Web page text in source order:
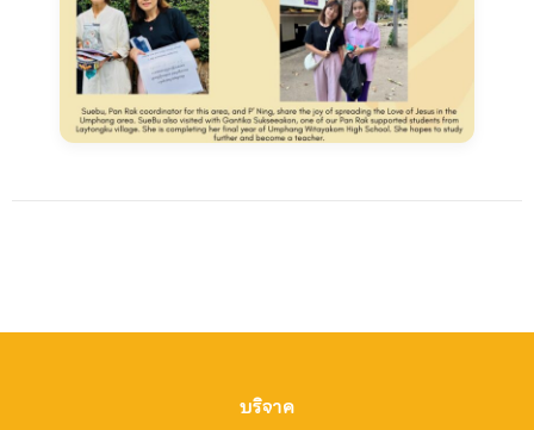
บริจาค